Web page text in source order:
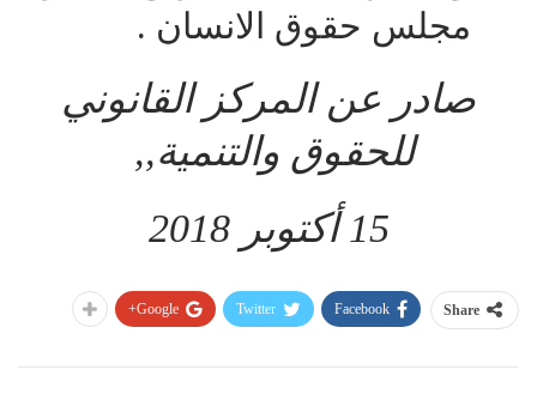
مجلس حقوق الانسان .
صادر عن المركز القانوني
للحقوق والتنمية,,
15 أكتوبر 2018
Share
Facebook
Twitter
Google+